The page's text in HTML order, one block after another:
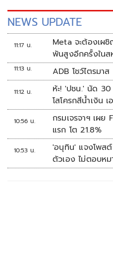
NEWS UPDATE
11:17 น.
Meta จะต้องเผ
พันสูงอีกครั้งในส
11:13 น. ADB โชว์ไตรมา
11:12 น.
ห้ะ! 'ปชน.' นัด
โสโครกสีน้ำเงิน
กระโดง
10:56 น.
กรมเจรจาฯ เผย
แรก โต 21.8%
10:53 น.
'อนุทิน' แจงโพส
ตัวเอง ไม่ตอบหม
กบอก 'หัวโน'